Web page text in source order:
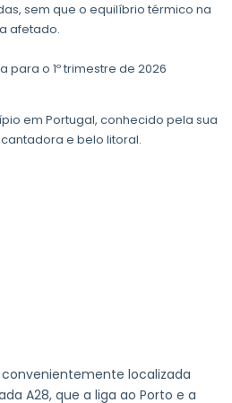
sem que o equilíbrio térmico na
afetado.
o 1º trimestre de 2026
em Portugal, conhecido pela sua
e belo litoral.
localizada
A28, que a liga ao Porto e a